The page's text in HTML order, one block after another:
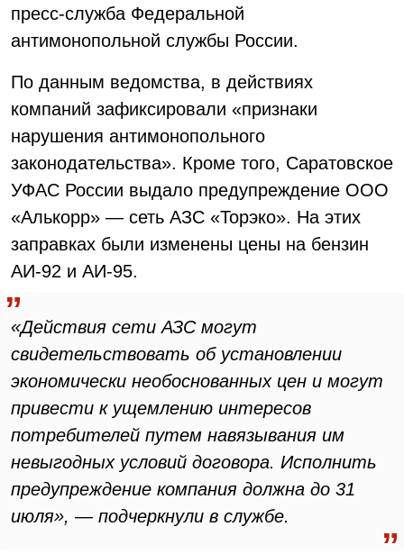
пресс-служба Федеральной
антимонопольной службы России.
По данным ведомства, в действиях
компаний зафиксировали «признаки
нарушения антимонопольного
законодательства». Кроме того, Саратовское
УФАС России выдало предупреждение ООО
«Алькорр» — сеть АЗС «Торэко». На этих
заправках были изменены цены на бензин
АИ-92 и АИ-95.
«Действия сети АЗС могут
свидетельствовать об установлении
экономически необоснованных цен и могут
привести к ущемлению интересов
потребителей путем навязывания им
невыгодных условий договора. Исполнить
предупреждение компания должна до 31
июля», — подчеркнули в службе.